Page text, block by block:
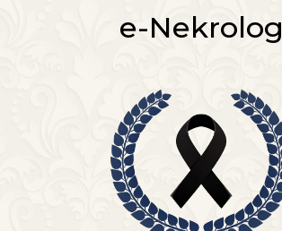
e-Nekrolog